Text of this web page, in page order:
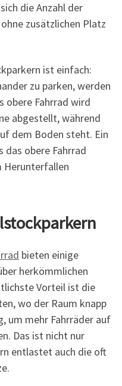
die Anzahl der
zusätzlichen Platz
ist einfach:
zu parken, werden
obere Fahrrad wird
abgestellt, während
dem Boden steht. Ein
das obere Fahrrad
Herunterfallen
bieten einige
herkömmlichen
Vorteil ist die
wo der Raum knapp
um mehr Fahrräder auf
Das ist nicht nur
entlastet auch die oft